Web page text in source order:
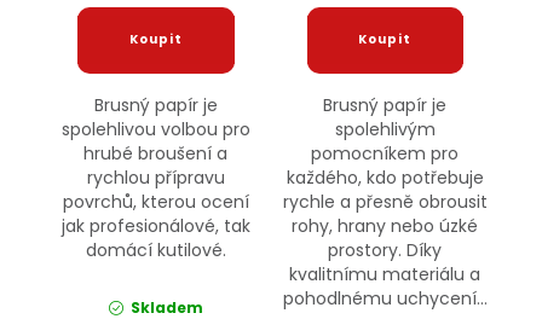
Brusný papír je
spolehlivou volbou pro
hrubé broušení a
rychlou přípravu
povrchů, kterou ocení
jak profesionálové, tak
domácí kutilové.
Skladem
Brusný papír je
spolehlivým
pomocníkem pro
každého, kdo potřebuje
rychle a přesně obrousit
rohy, hrany nebo úzké
prostory. Díky
kvalitnímu materiálu a
pohodlnému uchycení...